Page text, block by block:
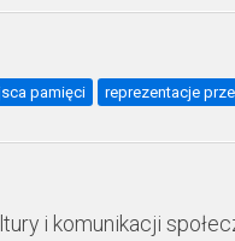
pamięci reprezentacje
i komunikacji